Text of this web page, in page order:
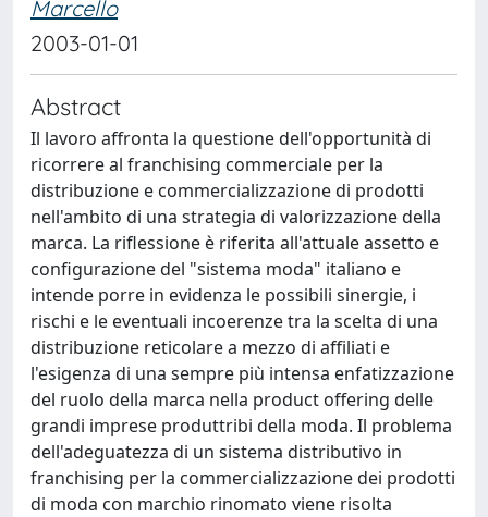
Marcello
2003-01-01
Abstract
Il lavoro affronta la questione dell'opportunità di
ricorrere al franchising commerciale per la
distribuzione e commercializzazione di prodotti
nell'ambito di una strategia di valorizzazione della
marca. La riflessione è riferita all'attuale assetto e
configurazione del "sistema moda" italiano e
intende porre in evidenza le possibili sinergie, i
rischi e le eventuali incoerenze tra la scelta di una
distribuzione reticolare a mezzo di affiliati e
l'esigenza di una sempre più intensa enfatizzazione
del ruolo della marca nella product offering delle
grandi imprese produttribi della moda. Il problema
dell'adeguatezza di un sistema distributivo in
franchising per la commercializzazione dei prodotti
di moda con marchio rinomato viene risolta